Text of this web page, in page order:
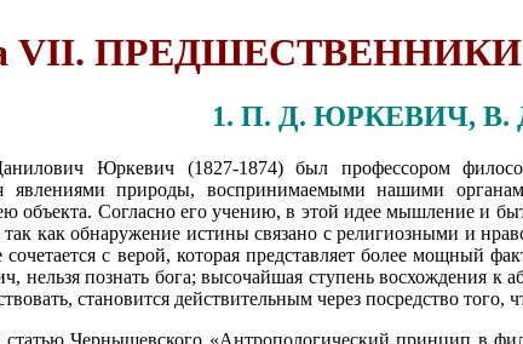
VII.
1. П. Д. ЮРКЕВИЧ, В.
Юркевич (1827-1874) был профессором
явлениями природы, воспринимаемыми нашими
объекта. Согласно его учению, в этой идее мышление и
как обнаружение истины связано с религиозными и
сочетается с верой, которая представляет более мощный
нельзя познать бога; высочайшая ступень восхождения к
становится действительным через посредство того,